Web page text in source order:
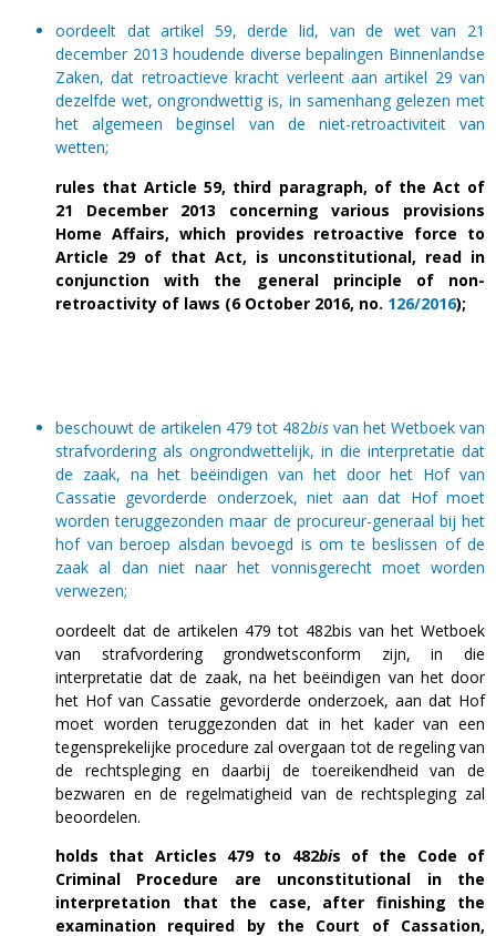
oordeelt dat artikel 59, derde lid, van de wet van 21
december 2013 houdende diverse bepalingen Binnenlandse
Zaken, dat retroactieve kracht verleent aan artikel 29 van
dezelfde wet, ongrondwettig is, in samenhang gelezen met
het algemeen beginsel van de niet-retroactiviteit van
wetten;
rules that Article 59, third paragraph, of the Act of
21 December 2013 concerning various provisions
Home Affairs, which provides retroactive force to
Article 29 of that Act, is unconstitutional, read in
conjunction with the general principle of non-
retroactivity of laws (6 October 2016, no. 126/2016);
beschouwt de artikelen 479 tot 482bis van het Wetboek van
strafvordering als ongrondwettelijk, in die interpretatie dat
de zaak, na het beëindigen van het door het Hof van
Cassatie gevorderde onderzoek, niet aan dat Hof moet
worden teruggezonden maar de procureur-generaal bij het
hof van beroep alsdan bevoegd is om te beslissen of de
zaak al dan niet naar het vonnisgerecht moet worden
verwezen;
oordeelt dat de artikelen 479 tot 482bis van het Wetboek
van strafvordering grondwetsconform zijn, in die
interpretatie dat de zaak, na het beëindigen van het door
het Hof van Cassatie gevorderde onderzoek, aan dat Hof
moet worden teruggezonden dat in het kader van een
tegensprekelijke procedure zal overgaan tot de regeling van
de rechtspleging en daarbij de toereikendheid van de
bezwaren en de regelmatigheid van de rechtspleging zal
beoordelen.
holds that Articles 479 to 482bis of the Code of
Criminal Procedure are unconstitutional in the
interpretation that the case, after finishing the
examination required by the Court of Cassation,